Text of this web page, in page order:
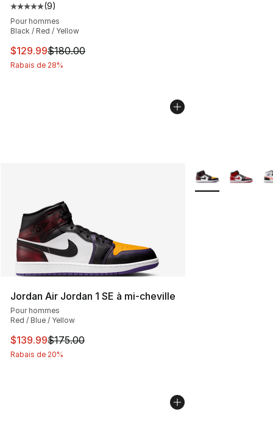
Cote moyenne du client - [5 sur 5 étoiles], 9
(9)
Pour hommes
Black / Red / Yellow
Cet article est en solde. Le prix est passé de $180.00 à
$129.99$180.00
Rabais de 28%
Jordan Air Jordan 1 SE à mi-cheville
Pour hommes
Red / Blue / Yellow
Cet article est en solde. Le prix est passé de $175.00 à
$139.99$175.00
Rabais de 20%
Plus de couleurs